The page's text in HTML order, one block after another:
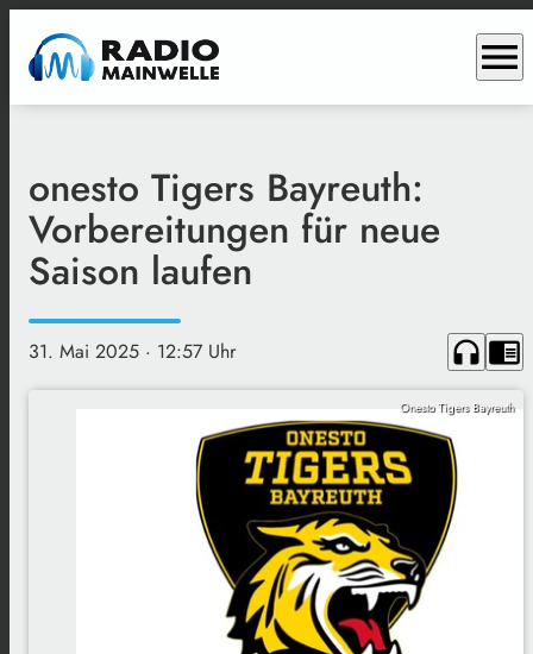
menu
onesto Tigers Bayreuth:
Vorbereitungen für neue
Saison laufen
31. Mai 2025 · 12:57 Uhr headphones chrome_reader_mode
Onesto Tigers Bayreuth